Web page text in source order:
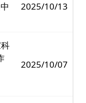
2025/10/13
2025/10/07